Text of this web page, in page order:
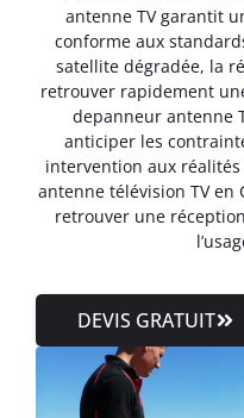
antenne TV garantit
conforme aux
satellite dégradée, la
retrouver rapidement
depanneur antenne
anticiper les
intervention aux
antenne télévision TV en
retrouver une
DEVIS GRATUIT